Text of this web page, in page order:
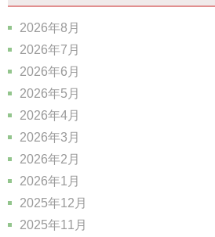
2026年8月
2026年7月
2026年6月
2026年5月
2026年4月
2026年3月
2026年2月
2026年1月
2025年12月
2025年11月